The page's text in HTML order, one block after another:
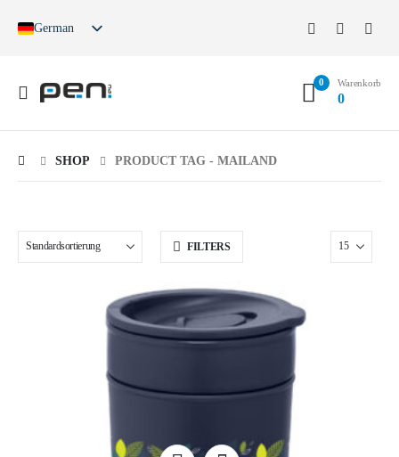
German
Spanish
0 Warenkorb
0
SHOP PRODUCT TAG - MAILAND
FILTERS